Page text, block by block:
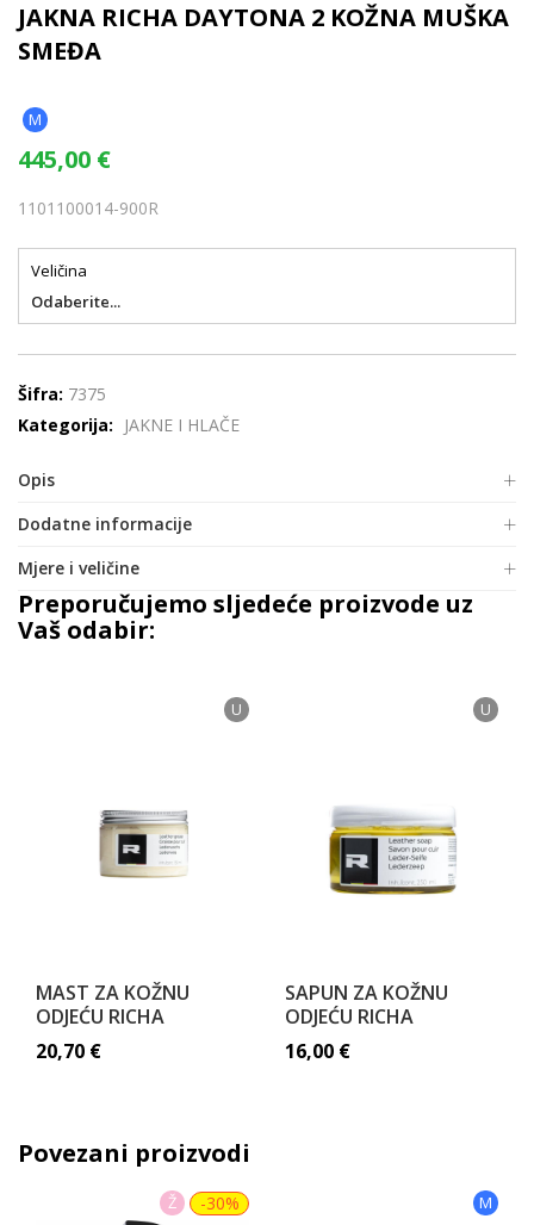
JAKNA RICHA DAYTONA 2 KOŽNA MUŠKA
SMEĐA
M
445,00 €
1101100014-900R
Veličina
Odaberite...
Šifra: 7375
Kategorija:
JAKNE I HLAČE
Opis
Dodatne informacije
Mjere i veličine
Preporučujemo sljedeće proizvode uz
Vaš odabir:
U
MAST ZA KOŽNU
ODJEĆU RICHA
20,70 €
U
SAPUN ZA KOŽNU
ODJEĆU RICHA
16,00 €
Povezani proizvodi
Ž -30% M